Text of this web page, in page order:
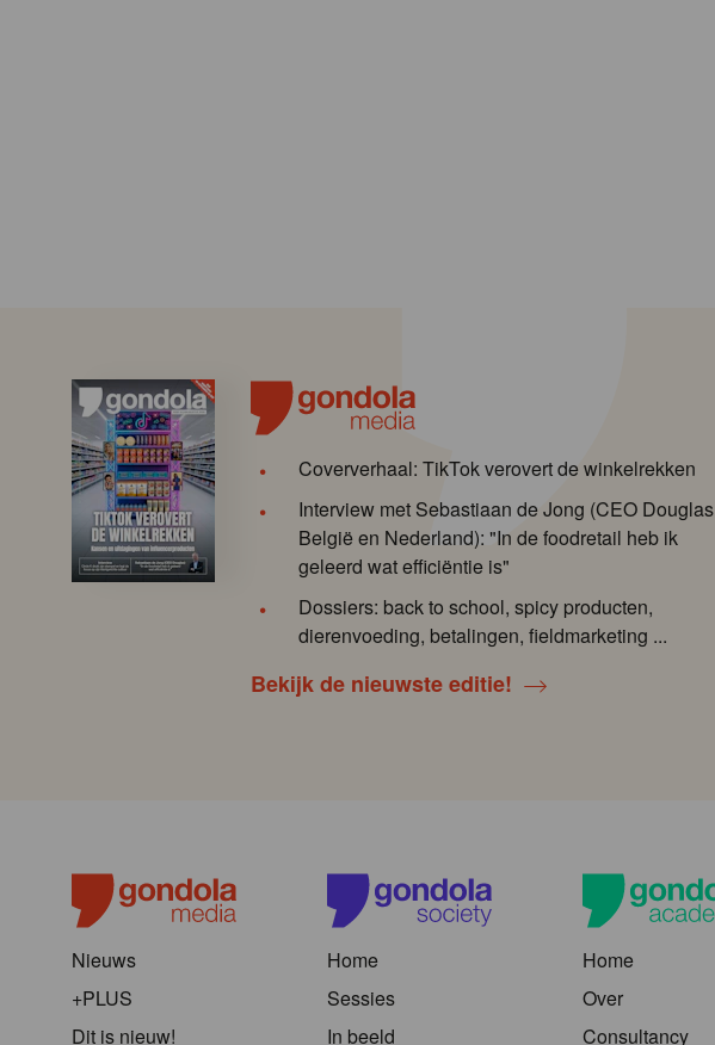
Coververhaal: TikTok verovert de winkelrekken
Interview met Sebastiaan de Jong (CEO Douglas
België en Nederland): "In de foodretail heb ik
geleerd wat efficiëntie is"
Dossiers: back to school, spicy producten,
dierenvoeding, betalingen, fieldmarketing ...
Bekijk de nieuwste editie!
Nieuws
+PLUS
Dit is nieuw!
Home
Sessies
In beeld
Home
Over
Consultancy